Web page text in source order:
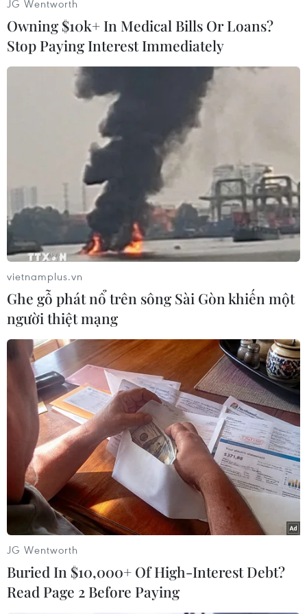
Nga./.
(Vietnam+)
#vũ khí #phòng thủ quốc gia
#vũ khí công nghệ cao
#Lực lượng Vũ trang Nga
Theo dõi VietnamPlus
TIN LIÊN QUAN
JG Wentworth
Owning $10k+ In Medical Bills Or Loans?
Stop Paying Interest Immediately
vietnamplus.vn
Ghe gỗ phát nổ trên sông Sài Gòn khiến một
người thiệt mạng
JG Wentworth
Buried In $10,000+ Of High-Interest Debt?
Read Page 2 Before Paying